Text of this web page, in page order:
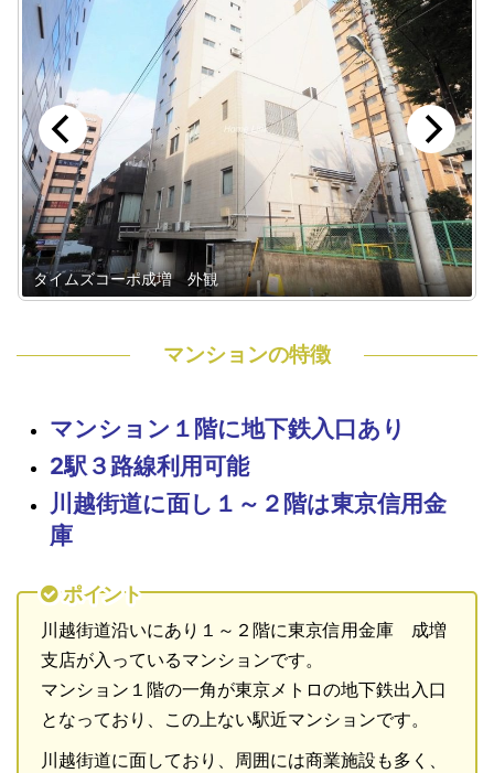
タイムズコーポ成増 前面道路
マンションの特徴
マンション１階に地下鉄入口あり
2駅３路線利用可能
川越街道に面し１～２階は東京信用金
庫
ポイント
川越街道沿いにあり１～２階に東京信用金庫 成増
支店が入っているマンションです。
マンション１階の一角が東京メトロの地下鉄出入口
となっており、この上ない駅近マンションです。
川越街道に面しており、周囲には商業施設も多く、